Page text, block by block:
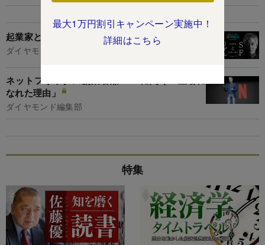
最大1万円割引キャンペーン実施中！
詳細はこちら
起業家と作家が語る SFとリアルの間
ダイヤモンド編集部,杉本りうこ
ネットフリックス創業者兼CEOに聞く「王者に
なれた理由」
ダイヤモンド編集部
特集